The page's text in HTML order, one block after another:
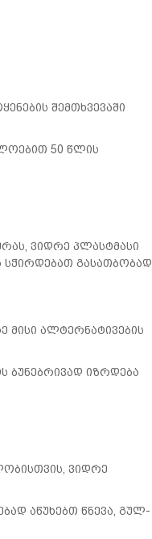
შემთხვევაში
50 წლის
ვიდრე პლასტმასი
სჭირდებათ გასათბობად
მისი ალტერნატივების
ბუნებრივად იზრდება
ვიდრე
აწუხებთ წნევა, გულ-